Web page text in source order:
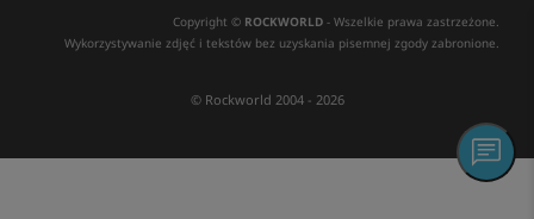
Copyright © ROCKWORLD - Wszelkie prawa zastrzeżone.
Wykorzystywanie zdjęć i tekstów bez uzyskania pisemnej zgody zabronione.
© Rockworld 2004 - 2026